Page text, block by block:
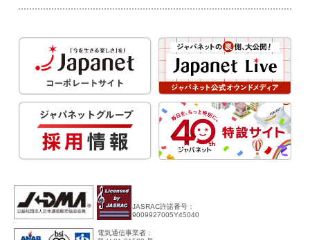
JASRAC許諾番号：
9009927005Y45040
電気通信事業者：